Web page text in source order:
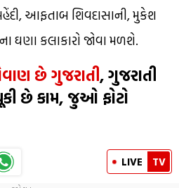
આફતાબ શિવદાસાની, મુકેશ
ઘણા કલાકારો જોવા મળશે.
છે ગુજરાતી, ગુજરાતી
છે કામ, જુઓ ફોટો
LIVE TV